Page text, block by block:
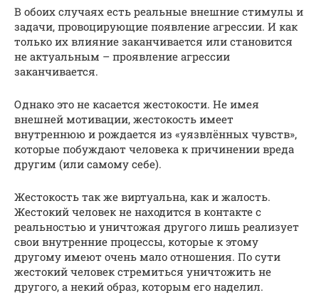
В обоих случаях есть реальные внешние стимулы и
задачи, провоцирующие появление агрессии. И как
только их влияние заканчивается или становится
не актуальным – проявление агрессии
заканчивается.
Однако это не касается жестокости. Не имея
внешней мотивации, жестокость имеет
внутреннюю и рождается из «уязвлённых чувств»,
которые побуждают человека к причинении вреда
другим (или самому себе).
Жестокость так же виртуальна, как и жалость.
Жестокий человек не находится в контакте с
реальностью и уничтожая другого лишь реализует
свои внутренние процессы, которые к этому
другому имеют очень мало отношения. По сути
жестокий человек стремиться уничтожить не
другого, а некий образ, которым его наделил.